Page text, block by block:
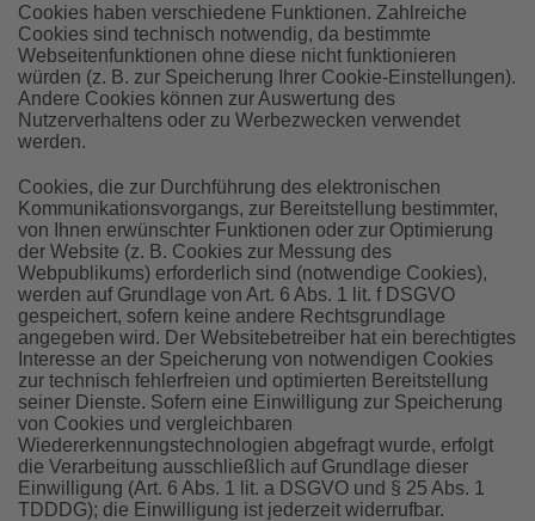
Cookies haben verschiedene Funktionen. Zahlreiche
Cookies sind technisch notwendig, da bestimmte
Webseitenfunktionen ohne diese nicht funktionieren
würden (z. B. zur Speicherung Ihrer Cookie-Einstellungen).
Andere Cookies können zur Auswertung des
Nutzerverhaltens oder zu Werbezwecken verwendet
werden.
Cookies, die zur Durchführung des elektronischen
Kommunikationsvorgangs, zur Bereitstellung bestimmter,
von Ihnen erwünschter Funktionen oder zur Optimierung
der Website (z. B. Cookies zur Messung des
Webpublikums) erforderlich sind (notwendige Cookies),
werden auf Grundlage von Art. 6 Abs. 1 lit. f DSGVO
gespeichert, sofern keine andere Rechtsgrundlage
angegeben wird. Der Websitebetreiber hat ein berechtigtes
Interesse an der Speicherung von notwendigen Cookies
zur technisch fehlerfreien und optimierten Bereitstellung
seiner Dienste. Sofern eine Einwilligung zur Speicherung
von Cookies und vergleichbaren
Wiedererkennungstechnologien abgefragt wurde, erfolgt
die Verarbeitung ausschließlich auf Grundlage dieser
Einwilligung (Art. 6 Abs. 1 lit. a DSGVO und § 25 Abs. 1
TDDDG); die Einwilligung ist jederzeit widerrufbar.